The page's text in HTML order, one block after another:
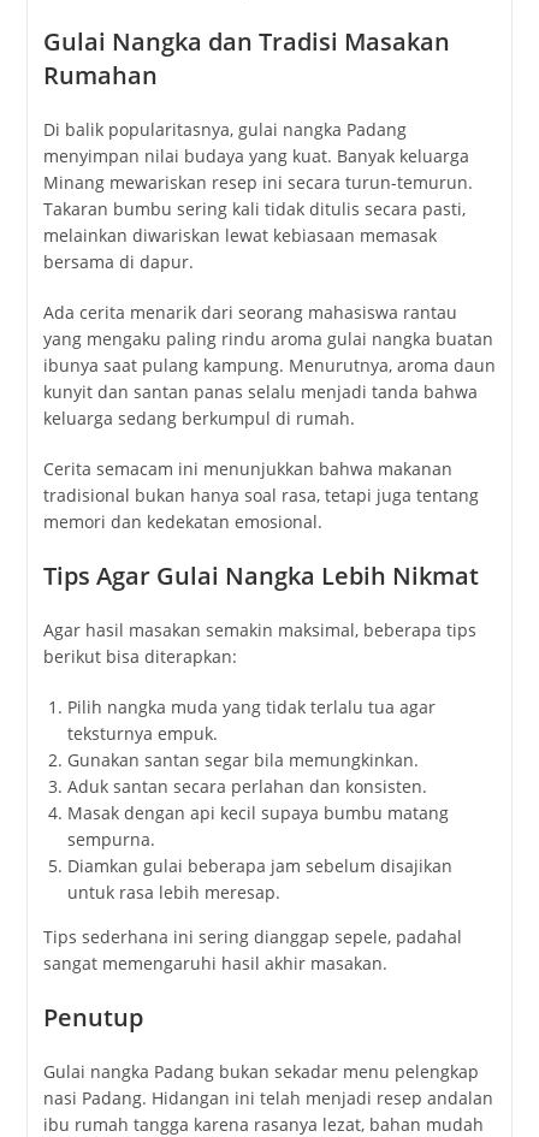
Gulai Nangka dan Tradisi Masakan
Rumahan
Di balik popularitasnya, gulai nangka Padang
menyimpan nilai budaya yang kuat. Banyak keluarga
Minang mewariskan resep ini secara turun-temurun.
Takaran bumbu sering kali tidak ditulis secara pasti,
melainkan diwariskan lewat kebiasaan memasak
bersama di dapur.
Ada cerita menarik dari seorang mahasiswa rantau
yang mengaku paling rindu aroma gulai nangka buatan
ibunya saat pulang kampung. Menurutnya, aroma daun
kunyit dan santan panas selalu menjadi tanda bahwa
keluarga sedang berkumpul di rumah.
Cerita semacam ini menunjukkan bahwa makanan
tradisional bukan hanya soal rasa, tetapi juga tentang
memori dan kedekatan emosional.
Tips Agar Gulai Nangka Lebih Nikmat
Agar hasil masakan semakin maksimal, beberapa tips
berikut bisa diterapkan:
Pilih nangka muda yang tidak terlalu tua agar
teksturnya empuk.
Gunakan santan segar bila memungkinkan.
Aduk santan secara perlahan dan konsisten.
Masak dengan api kecil supaya bumbu matang
sempurna.
Diamkan gulai beberapa jam sebelum disajikan
untuk rasa lebih meresap.
Tips sederhana ini sering dianggap sepele, padahal
sangat memengaruhi hasil akhir masakan.
Penutup
Gulai nangka Padang bukan sekadar menu pelengkap
nasi Padang. Hidangan ini telah menjadi resep andalan
ibu rumah tangga karena rasanya lezat, bahan mudah